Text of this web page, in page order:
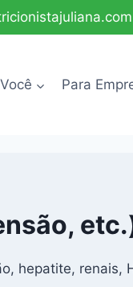
Para
hepatite, renais,